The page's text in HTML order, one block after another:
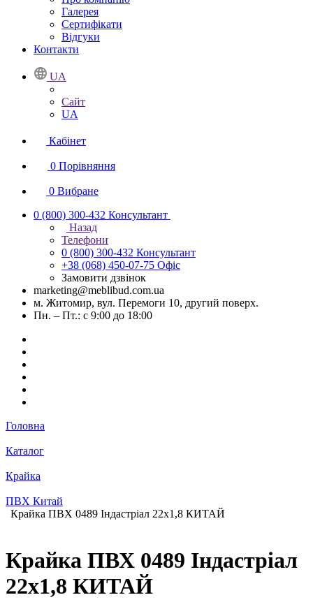
Галерея
Сертифікати
Відгуки
Контакти
UA
Сайт
UA
Кабінет
0 Порівняння
0 Вибране
0 (800) 300-432 Консультант
Назад
Телефони
0 (800) 300-432 Консультант
+38 (068) 450-07-75 Офіс
Замовити дзвінок
marketing@meblibud.com.ua
м. Житомир, вул. Перемоги 10, другий поверх.
Пн. – Пт.: с 9:00 до 18:00
Головна
Каталог
Крайка
ПВХ Китай
Крайка ПВХ 0489 Індастріал 22х1,8 КИТАЙ
Крайка ПВХ 0489 Індастріал
22х1,8 КИТАЙ